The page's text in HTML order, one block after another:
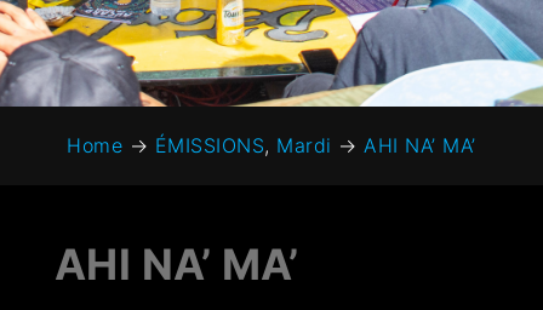
Home → ÉMISSIONS, Mardi → AHI NA’ MA’
AHI NA’ MA’